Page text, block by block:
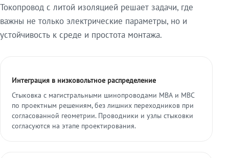
Токопровод с литой изоляцией решает задачи, где
важны не только электрические параметры, но и
устойчивость к среде и простота монтажа.
Интеграция в низковольтное распределение
Стыковка с магистральными шинопроводами МВА и МВС
по проектным решениям, без лишних переходников при
согласованной геометрии. Проводники и узлы стыковки
согласуются на этапе проектирования.